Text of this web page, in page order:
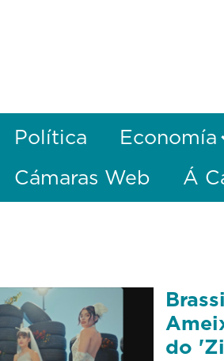
Política Economía
Cámaras Web
Á
do